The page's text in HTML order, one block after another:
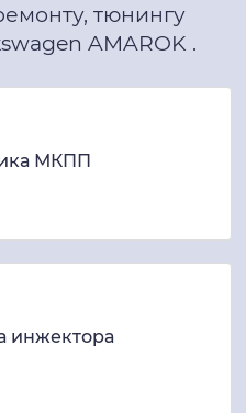
тюнингу
AMAROK .
МКПП
инжектора